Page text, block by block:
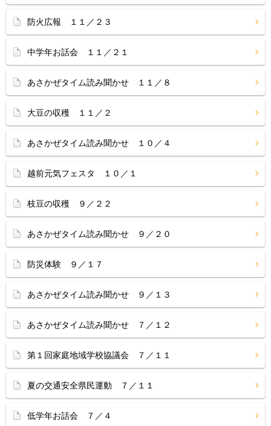
防火広報 １１／２３
中学年お話会 １１／２１
あさかぜタイム読み聞かせ １１／８
大豆の収穫 １１／２
あさかぜタイム読み聞かせ １０／４
越前元気フェスタ １０／１
枝豆の収穫 ９／２２
あさかぜタイム読み聞かせ ９／２０
防災体験 ９／１７
あさかぜタイム読み聞かせ ９／１３
あさかぜタイム読み聞かせ ７／１２
第１回家庭地域学校協議会 ７／１１
夏の交通安全県民運動 ７／１１
低学年お話会 ７／４